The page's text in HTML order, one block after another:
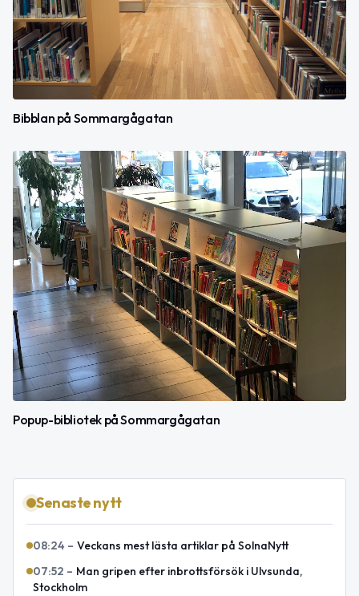
Bibblan på Sommargågatan
Popup-bibliotek på Sommargågatan
Senaste nytt
08:24 – Veckans mest lästa artiklar på SolnaNytt
07:52 – Man gripen efter inbrottsförsök i Ulvsunda,
Stockholm